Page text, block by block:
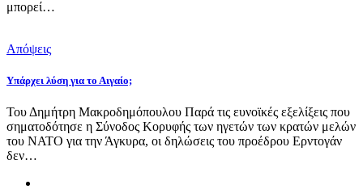
μπορεί…
Απόψεις
Υπάρχει λύση για το Αιγαίο;
Του Δημήτρη Μακροδημόπουλου Παρά τις ευνοϊκές εξελίξεις που
σηματοδότησε η Σύνοδος Κορυφής των ηγετών των κρατών μελών
του ΝΑΤΟ για την Άγκυρα, οι δηλώσεις του προέδρου Ερντογάν
δεν…